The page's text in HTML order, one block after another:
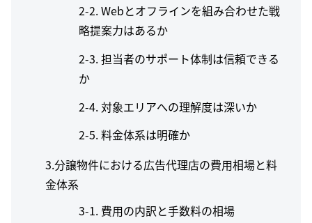
Webとオフラインを組み合わせた戦
略提案力はあるか
担当者のサポート体制は信頼できる
か
対象エリアへの理解度は深いか
料金体系は明確か
3.分譲物件における広告代理店の費用相場と料
金体系
費用の内訳と手数料の相場